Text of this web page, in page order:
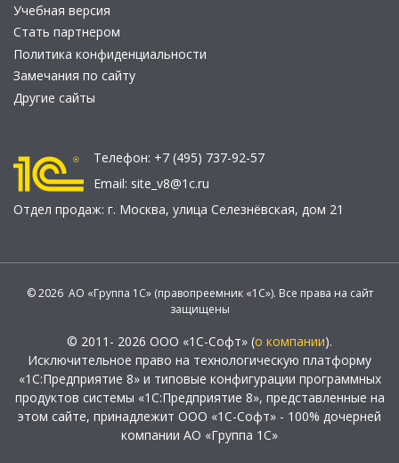
Учебная версия
Стать партнером
Политика конфиденциальности
Замечания по сайту
Другие сайты
Телефон: +7 (495) 737-92-57
Email: site_v8@1c.ru
Отдел продаж: г. Москва, улица Селезнёвская, дом 21
© 2026 АО «Группа 1С» (правопреемник «1С»). Все права на сайт
защищены
© 2011- 2026 ООО «1С-Софт» (о компании).
Исключительное право на технологическую платформу
«1С:Предприятие 8» и типовые конфигурации программных
продуктов системы «1С:Предприятие 8», представленные на
этом сайте, принадлежит ООО «1С-Софт» - 100% дочерней
компании АО «Группа 1С»